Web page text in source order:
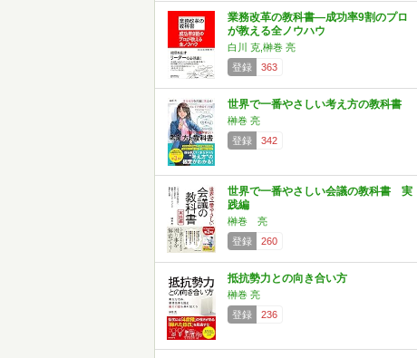
業務改革の教科書―成功率9割のプロ
が教える全ノウハウ
白川 克,榊巻 亮
登録
363
世界で一番やさしい考え方の教科書
榊巻 亮
登録
342
世界で一番やさしい会議の教科書 実
践編
榊巻 亮
登録
260
抵抗勢力との向き合い方
榊巻 亮
登録
236